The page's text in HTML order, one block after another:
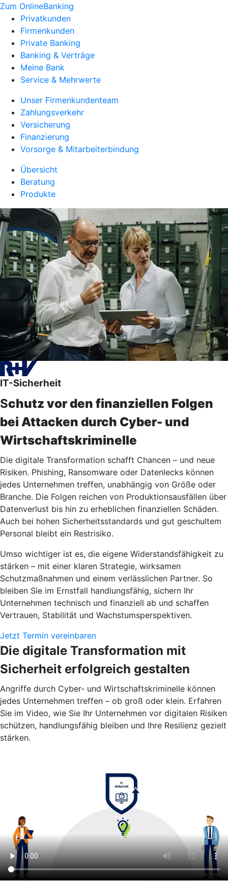
Zum OnlineBanking
Privatkunden
Firmenkunden
Private Banking
Banking & Verträge
Meine Bank
Service & Mehrwerte
Unser Firmenkundenteam
Zahlungsverkehr
Versicherung
Finanzierung
Vorsorge & Mitarbeiterbindung
Übersicht
Beratung
Produkte
IT-Sicherheit
Schutz vor den finanziellen Folgen
bei Attacken durch Cyber- und
Wirtschaftskriminelle
Die digitale Transformation schafft Chancen – und neue
Risiken. Phishing, Ransomware oder Datenlecks können
jedes Unternehmen treffen, unabhängig von Größe oder
Branche. Die Folgen reichen von Produktionsausfällen über
Datenverlust bis hin zu erheblichen finanziellen Schäden.
Auch bei hohen Sicherheitsstandards und gut geschultem
Personal bleibt ein Restrisiko.
Umso wichtiger ist es, die eigene Widerstandsfähigkeit zu
stärken – mit einer klaren Strategie, wirksamen
Schutzmaßnahmen und einem verlässlichen Partner. So
bleiben Sie im Ernstfall handlungsfähig, sichern Ihr
Unternehmen technisch und finanziell ab und schaffen
Vertrauen, Stabilität und Wachstumsperspektiven.
Jetzt Termin vereinbaren
Die digitale Transformation mit
Sicherheit erfolgreich gestalten
Angriffe durch Cyber- und Wirtschaftskriminelle können
jedes Unternehmen treffen – ob groß oder klein. Erfahren
Sie im Video, wie Sie Ihr Unternehmen vor digitalen Risiken
schützen, handlungsfähig bleiben und Ihre Resilienz gezielt
stärken.